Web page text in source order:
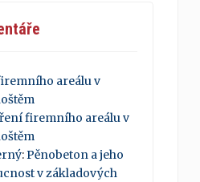
areálu v
firemního areálu v
:Pěnobeton a jeho
v základových